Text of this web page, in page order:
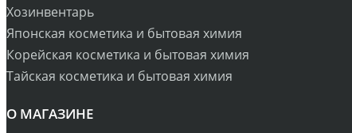
Хозинвентарь
Японская косметика и бытовая химия
Корейская косметика и бытовая химия
Тайская косметика и бытовая химия
О МАГАЗИНЕ